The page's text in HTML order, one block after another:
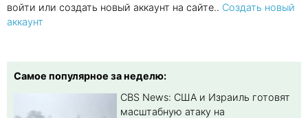
войти или создать новый аккаунт на сайте.. Создать новый
аккаунт
Самое популярное за неделю:
CBS News: США и Израиль готовят
масштабную атаку на